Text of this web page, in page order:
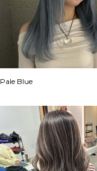
Pale Blue